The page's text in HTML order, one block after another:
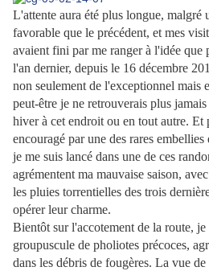
L'attente aura été plus longue, malgré
favorable que le précédent, et mes
avaient fini par me ranger à l'idée que
l'an dernier, depuis le 16 décembre
non seulement de l'exceptionnel mais
peut-être je ne retrouverais plus
hiver à cet endroit ou en tout autre. Et
encouragé par une des rares
je me suis lancé dans une de ces
agrémentent ma mauvaise saison,
les pluies torrentielles des trois
opérer leur charme.
Bientôt sur l'accotement de la route, je
groupuscule de pholiotes précoces,
dans les débris de fougères. La vue de